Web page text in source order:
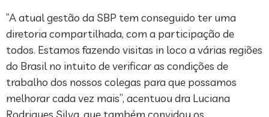
“A atual gestão da SBP tem conseguido ter uma
diretoria compartilhada, com a participação de
todos. Estamos fazendo visitas in loco a várias regiões
do Brasil no intuito de verificar as condições de
trabalho dos nossos colegas para que possamos
melhorar cada vez mais”, acentuou dra Luciana